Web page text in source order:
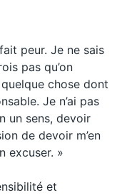
peur. Je ne sais
pas qu’on
chose dont
Je n’ai pas
un sens, devoir
de devoir m’en
excuser. »
et